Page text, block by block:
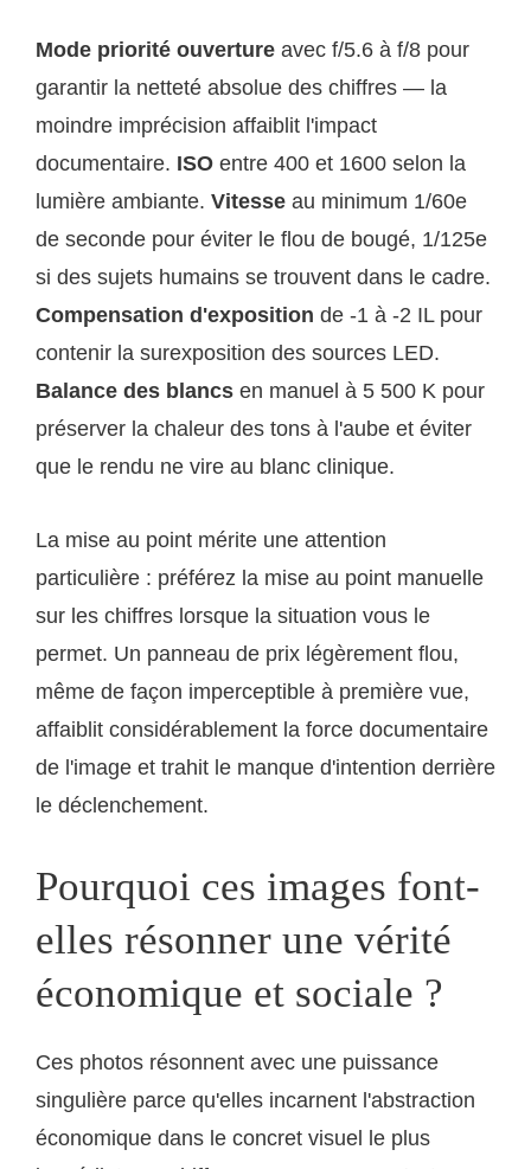
Mode priorité ouverture avec f/5.6 à f/8 pour
garantir la netteté absolue des chiffres — la
moindre imprécision affaiblit l'impact
documentaire. ISO entre 400 et 1600 selon la
lumière ambiante. Vitesse au minimum 1/60e
de seconde pour éviter le flou de bougé, 1/125e
si des sujets humains se trouvent dans le cadre.
Compensation d'exposition de -1 à -2 IL pour
contenir la surexposition des sources LED.
Balance des blancs en manuel à 5 500 K pour
préserver la chaleur des tons à l'aube et éviter
que le rendu ne vire au blanc clinique.
La mise au point mérite une attention
particulière : préférez la mise au point manuelle
sur les chiffres lorsque la situation vous le
permet. Un panneau de prix légèrement flou,
même de façon imperceptible à première vue,
affaiblit considérablement la force documentaire
de l'image et trahit le manque d'intention derrière
le déclenchement.
Pourquoi ces images font-
elles résonner une vérité
économique et sociale ?
Ces photos résonnent avec une puissance
singulière parce qu'elles incarnent l'abstraction
économique dans le concret visuel le plus